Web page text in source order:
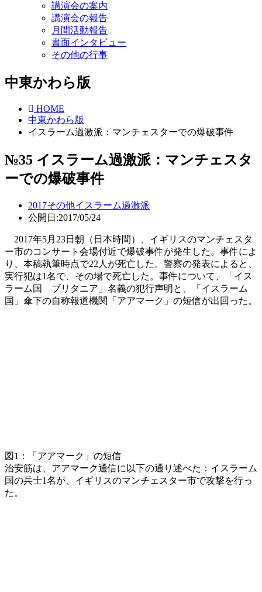
講演会の案内
講演会の報告
月間活動報告
書面インタビュー
その他の行事
中東かわら版
HOME
中東かわら版
イスラーム過激派：マンチェスターでの爆破事件
№35 イスラーム過激派：マンチェスタ
ーでの爆破事件
2017その他イスラーム過激派
公開日:2017/05/24
2017年5月 23日朝（日本時間）、イギリスのマンチェスタ
ー市のコンサート会場付近で爆破事件が発生した。事件によ
り、本稿執筆時点で22 人が死亡した。警察の発表によると、
実行犯は1名で、その場で死亡した。事件について、「イス
ラーム国 ブリタニア」名義の犯行声明と、「イスラーム
国」傘下の自称報道機関「アアマーク」の短信が出回った。
図1 ：「アアマーク」の短信
治安筋は、アアマーク通信に以下の通り述べた：イスラーム
国の兵士1名が、イギリスのマンチェスター市で攻撃を行っ
た。